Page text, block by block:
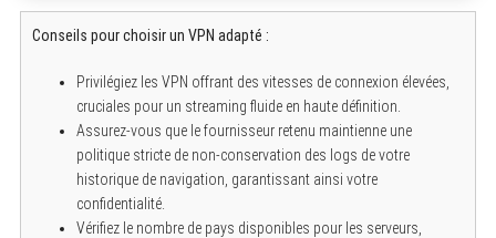
Conseils pour choisir un VPN adapté :
Privilégiez les VPN offrant des vitesses de connexion élevées,
cruciales pour un streaming fluide en haute définition.
Assurez-vous que le fournisseur retenu maintienne une
politique stricte de non-conservation des logs de votre
historique de navigation, garantissant ainsi votre
confidentialité.
Vérifiez le nombre de pays disponibles pour les serveurs,
a
r
f
o
: